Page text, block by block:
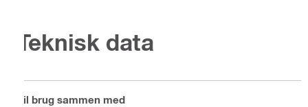
Teknisk data
Til brug sammen med